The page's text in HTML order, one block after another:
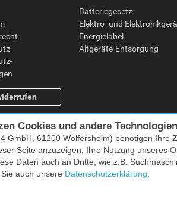
Batteriegesetz
Elektro- und
Energielabel
Altgeräte-Entsorgung
Cookies und andere
GmbH, 61200 Wölfersheim) benötigen Ihre
Seite anzuzeigen, Ihre Nutzung unseres
Daten auch an Dritte, wie z.B.
auch unsere Datenschutzerklärung.